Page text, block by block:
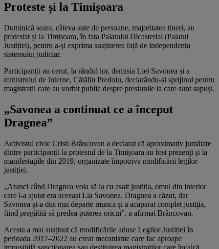
Proteste și la Timișoara
Duminică seara, câteva sute de persoane, majoritatea tineri, au
protestat și la Timișoara, în fața Palatului Dicasterial (Palatul
Justiției), pentru a-și exprima susținerea față de independența
sistemului judiciar.
Participanții au cerut, la rândul lor, demisia Liei Savonea și a
ministrului de Interne, Cătălin Predoiu, declarându-și sprijinul pentru
magistrații care au vorbit public despre presiunile la care sunt supuși.
„Savonea a continuat ce a început
Dragnea”
Activistul civic Cristi Brâncovan a declarat că aproximativ jumătate
dintre participanții la protestul de la Timișoara au fost prezenți și la
manifestațiile din 2019, organizate împotriva modificării legilor
justiției.
„Atunci când Dragnea voia să ia cu asalt justiția, omul din interior
care l-a ajutat era aceeași Lia Savonea. Dragnea a căzut, dar
Savonea și-a dus mai departe munca și a acaparat complet justiția,
fiind pregătită să predea puterea oricui”, a afirmat Brâncovan.
Acesta a mai susținut că modificările aduse Legilor Justiției în
perioada 2017–2022 au creat mecanisme care fac aproape
imposibilă sancționarea sau destituirea magistraților care încalcă